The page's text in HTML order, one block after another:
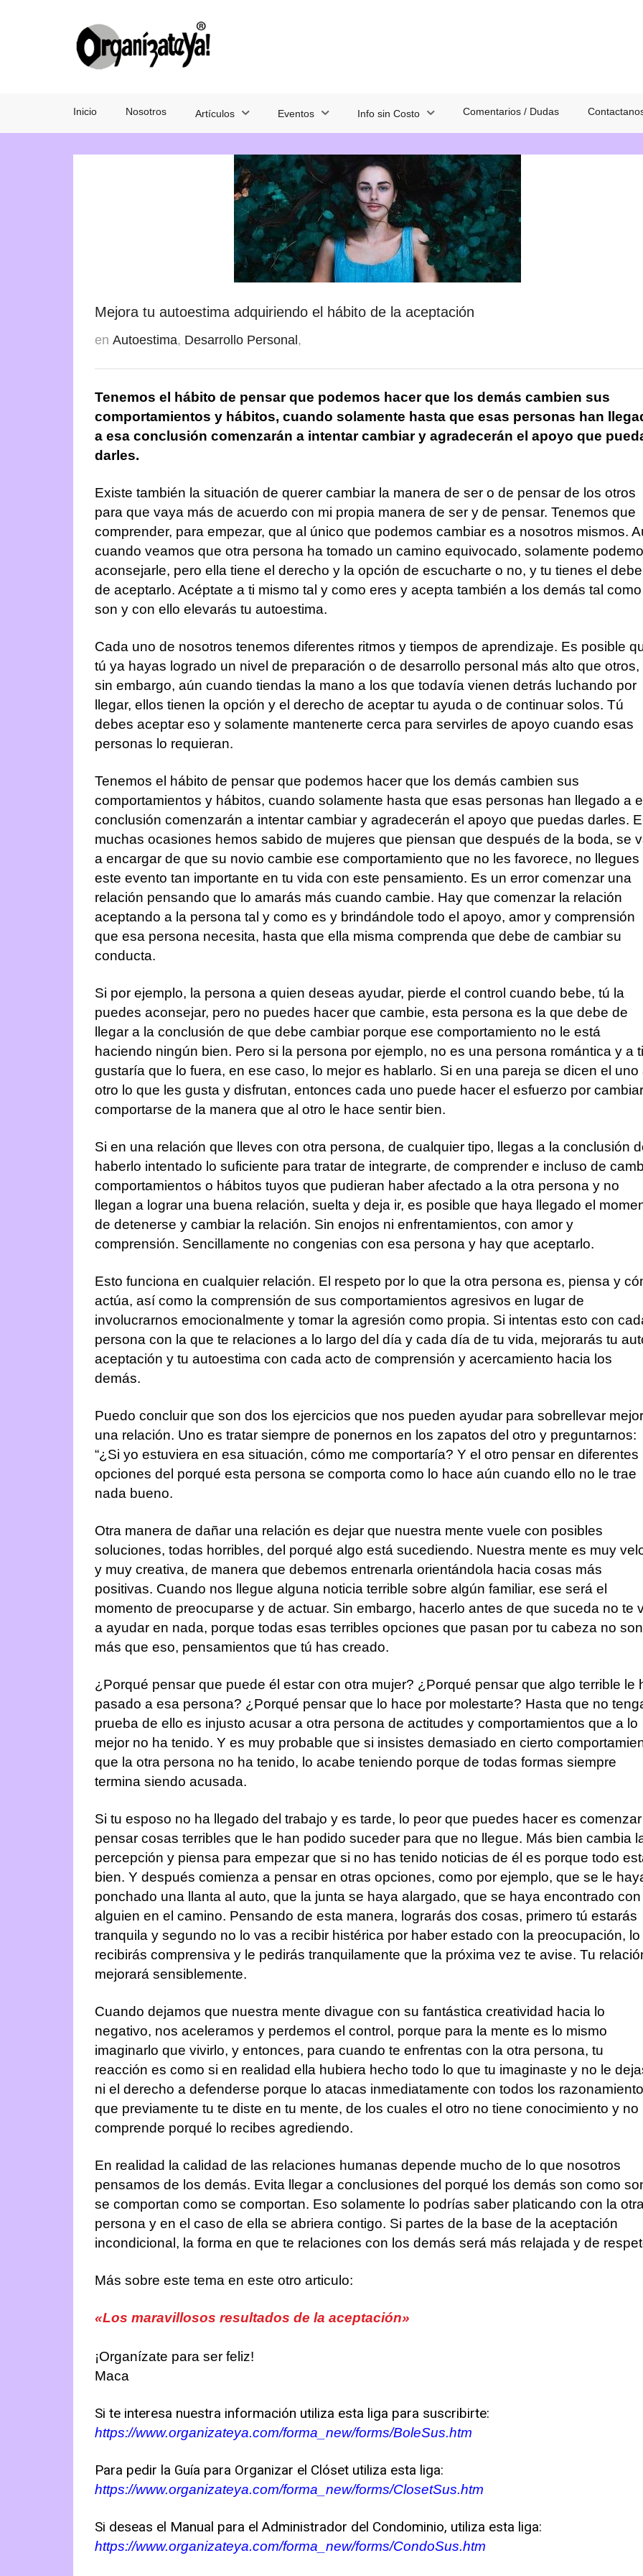
Inicio Nosotros Artículos Eventos Info sin Costo Comentarios / Dudas
Mejora tu autoestima adquiriendo el hábito de la aceptación
en Autoestima, Desarrollo Personal ,
Tenemos el hábito de pensar que podemos hacer que los demás cambien sus
comportamientos y hábitos, cuando solamente hasta que esas personas han
a esa conclusión comenzarán a intentar cambiar y agradecerán el apoyo que
darles.
Existe también la situación de querer cambiar la manera de ser o de pensar de los otros
para que vaya más de acuerdo con mi propia manera de ser y de pensar. Tenemos que
comprender, para empezar, que al único que podemos cambiar es a nosotros mismos.
cuando veamos que otra persona ha tomado un camino equivocado, solamente
aconsejarle, pero ella tiene el derecho y la opción de escucharte o no, y tu tienes el
de aceptarlo. Acéptate a ti mismo tal y como eres y acepta también a los demás tal como
son y con ello elevarás tu autoestima.
Cada uno de nosotros tenemos diferentes ritmos y tiempos de aprendizaje. Es posible
tú ya hayas logrado un nivel de preparación o de desarrollo personal más alto que otros,
sin embargo, aún cuando tiendas la mano a los que todavía vienen detrás luchando por
llegar, ellos tienen la opción y el derecho de aceptar tu ayuda o de continuar solos. Tú
debes aceptar eso y solamente mantenerte cerca para servirles de apoyo cuando esas
personas lo requieran.
Tenemos el hábito de pensar que podemos hacer que los demás cambien sus
comportamientos y hábitos, cuando solamente hasta que esas personas han llegado a
conclusión comenzarán a intentar cambiar y agradecerán el apoyo que puedas darles.
muchas ocasiones hemos sabido de mujeres que piensan que después de la boda, se
a encargar de que su novio cambie ese comportamiento que no les favorece, no llegues
este evento tan importante en tu vida con este pensamiento. Es un error comenzar una
relación pensando que lo amarás más cuando cambie. Hay que comenzar la relación
aceptando a la persona tal y como es y brindándole todo el apoyo, amor y comprensión
que esa persona necesita, hasta que ella misma comprenda que debe de cambiar su
conducta.
Si por ejemplo, la persona a quien deseas ayudar, pierde el control cuando bebe, tú la
puedes aconsejar, pero no puedes hacer que cambie, esta persona es la que debe de
llegar a la conclusión de que debe cambiar porque ese comportamiento no le está
haciendo ningún bien. Pero si la persona por ejemplo, no es una persona romántica y a
gustaría que lo fuera, en ese caso, lo mejor es hablarlo. Si en una pareja se dicen el uno
otro lo que les gusta y disfrutan, entonces cada uno puede hacer el esfuerzo por
comportarse de la manera que al otro le hace sentir bien.
Si en una relación que lleves con otra persona, de cualquier tipo, llegas a la conclusión
haberlo intentado lo suficiente para tratar de integrarte, de comprender e incluso de
comportamientos o hábitos tuyos que pudieran haber afectado a la otra persona y no
llegan a lograr una buena relación, suelta y deja ir, es posible que haya llegado el
de detenerse y cambiar la relación. Sin enojos ni enfrentamientos, con amor y
comprensión. Sencillamente no congenias con esa persona y hay que aceptarlo.
Esto funciona en cualquier relación. El respeto por lo que la otra persona es, piensa y
actúa, así como la comprensión de sus comportamientos agresivos en lugar de
involucrarnos emocionalmente y tomar la agresión como propia. Si intentas esto con
persona con la que te relaciones a lo largo del día y cada día de tu vida, mejorarás tu
aceptación y tu autoestima con cada acto de comprensión y acercamiento hacia los
demás.
Puedo concluir que son dos los ejercicios que nos pueden ayudar para sobrellevar mejor
una relación. Uno es tratar siempre de ponernos en los zapatos del otro y preguntarnos:
“¿Si yo estuviera en esa situación, cómo me comportaría? Y el otro pensar en diferentes
opciones del porqué esta persona se comporta como lo hace aún cuando ello no le trae
nada bueno.
Otra manera de dañar una relación es dejar que nuestra mente vuele con posibles
soluciones, todas horribles, del porqué algo está sucediendo. Nuestra mente es muy
y muy creativa, de manera que debemos entrenarla orientándola hacia cosas más
positivas. Cuando nos llegue alguna noticia terrible sobre algún familiar, ese será el
momento de preocuparse y de actuar. Sin embargo, hacerlo antes de que suceda no te
a ayudar en nada, porque todas esas terribles opciones que pasan por tu cabeza no son
más que eso, pensamientos que tú has creado.
¿Porqué pensar que puede él estar con otra mujer? ¿Porqué pensar que algo terrible le
pasado a esa persona? ¿Porqué pensar que lo hace por molestarte? Hasta que no
prueba de ello es injusto acusar a otra persona de actitudes y comportamientos que a lo
mejor no ha tenido. Y es muy probable que si insistes demasiado en cierto
que la otra persona no ha tenido, lo acabe teniendo porque de todas formas siempre
termina siendo acusada.
Si tu esposo no ha llegado del trabajo y es tarde, lo peor que puedes hacer es
pensar cosas terribles que le han podido suceder para que no llegue. Más bien cambia
percepción y piensa para empezar que si no has tenido noticias de él es porque todo
bien. Y después comienza a pensar en otras opciones, como por ejemplo, que se le
ponchado una llanta al auto, que la junta se haya alargado, que se haya encontrado con
alguien en el camino. Pensando de esta manera, lograrás dos cosas, primero tú estarás
tranquila y segundo no lo vas a recibir histérica por haber estado con la preocupación, lo
recibirás comprensiva y le pedirás tranquilamente que la próxima vez te avise. Tu
mejorará sensiblemente.
Cuando dejamos que nuestra mente divague con su fantástica creatividad hacia lo
negativo, nos aceleramos y perdemos el control, porque para la mente es lo mismo
imaginarlo que vivirlo, y entonces, para cuando te enfrentas con la otra persona, tu
reacción es como si en realidad ella hubiera hecho todo lo que tu imaginaste y no le
ni el derecho a defenderse porque lo atacas inmediatamente con todos los
que previamente tu te diste en tu mente, de los cuales el otro no tiene conocimiento y no
comprende porqué lo recibes agrediendo.
En realidad la calidad de las relaciones humanas depende mucho de lo que nosotros
pensamos de los demás. Evita llegar a conclusiones del porqué los demás son como
se comportan como se comportan. Eso solamente lo podrías saber platicando con la otra
persona y en el caso de ella se abriera contigo. Si partes de la base de la aceptación
incondicional, la forma en que te relaciones con los demás será más relajada y de
Más sobre este tema en este otro articulo:
«Los maravillosos resultados de la aceptación»
¡Organízate para ser feliz!
Maca
Si te interesa nuestra información utiliza esta liga para suscribirte:
https://www.organizateya.com/forma_new/forms/BoleSus.htm
Para pedir la Guía para Organizar el Clóset utiliza esta liga:
https://www.organizateya.com/forma_new/forms/ClosetSus.htm
Si deseas el Manual para el Administrador del Condominio, utiliza esta liga:
https://www.organizateya.com/forma_new/forms/CondoSus.htm